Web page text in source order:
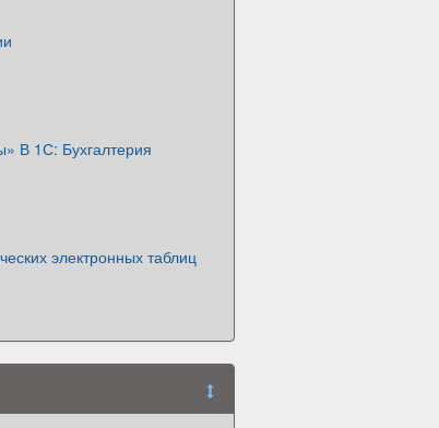
В 1С: Бухгалтерия
электронных таблиц